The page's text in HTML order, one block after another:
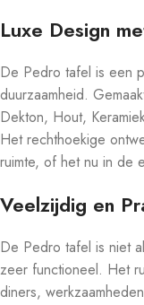
Luxe Design
De Pedro tafel is een
duurzaamheid.
Dekton, Hout,
Het rechthoekige
ruimte, of het nu in de
Veelzijdig en
De Pedro tafel is niet
zeer functioneel. Het
diners,